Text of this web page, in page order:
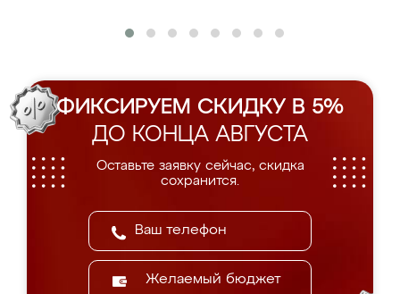
ФИКСИРУЕМ СКИДКУ В 5%
ДО КОНЦА АВГУСТА
Оставьте заявку сейчас, скидка
сохранится.
Желаемый бюджет